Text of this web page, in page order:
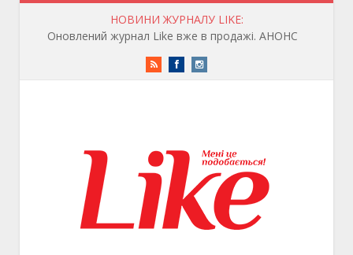
НОВИНИ ЖУРНАЛУ LIKE:
Оновлений журнал Like вже в продажі. АНОНС
RSS FacebookInstagram